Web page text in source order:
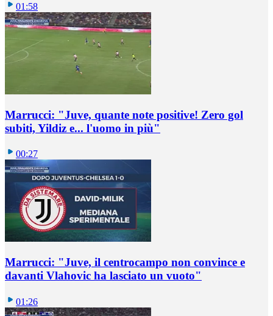
01:58
Marrucci: "Juve, quante note positive! Zero gol
subiti, Yildiz e... l'uomo in più"
00:27
Marrucci: "Juve, il centrocampo non convince e
davanti Vlahovic ha lasciato un vuoto"
01:26